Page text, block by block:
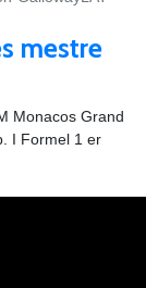
mestre
Monacos Grand
I Formel 1 er